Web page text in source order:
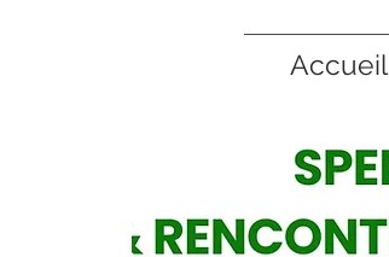
Accueil